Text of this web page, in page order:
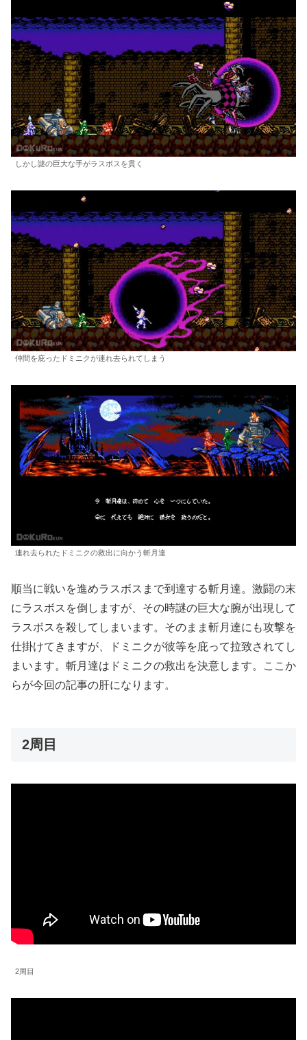
しかし謎の巨大な手がラスボスを貫く
仲間を庇ったドミニクが連れ去られてしまう
連れ去られたドミニクの救出に向かう斬月達
順当に戦いを進めラスボスまで到達する斬月達。激闘の末
にラスボスを倒しますが、その時謎の巨大な腕が出現して
ラスボスを殺してしまいます。そのまま斬月達にも攻撃を
仕掛けてきますが、ドミニクが彼等を庇って拉致されてし
まいます。斬月達はドミニクの救出を決意します。ここか
らが今回の記事の肝になります。
2周目
2周目